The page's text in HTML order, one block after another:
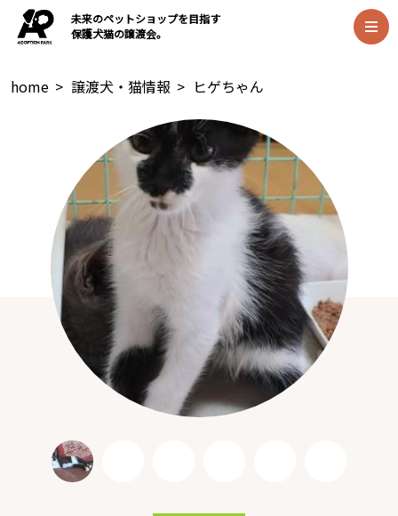
未来のペットショップを目指す
保護犬猫の譲渡会。
home > 譲渡犬・猫情報 > ヒゲちゃん